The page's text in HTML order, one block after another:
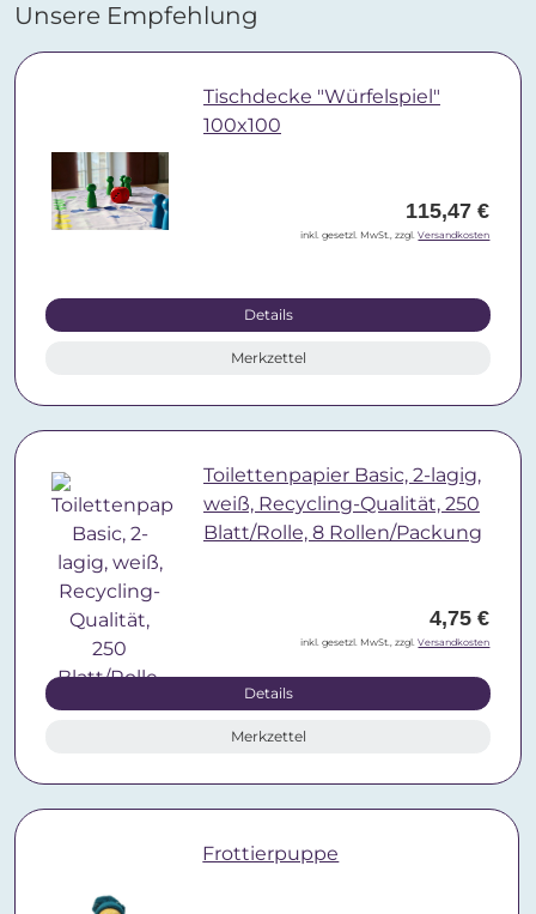
Unsere Empfehlung
Tischdecke "Würfelspiel"
100x100
115,47 €
inkl. gesetzl. MwSt., zzgl.Versandkosten
Details
Merkzettel
Toilettenpapier Basic, 2-lagig,
weiß, Recycling-Qualität, 250
Blatt/Rolle, 8 Rollen/Packung
4,75 €
inkl. gesetzl. MwSt., zzgl.Versandkosten
Details
Merkzettel
Frottierpuppe